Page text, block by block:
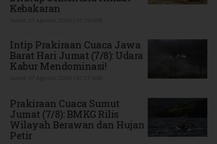
Kebakaran
Intip Prakiraan Cuaca Jawa
Barat Hari Jumat (7/8): Udara
Kabur Mendominasi!
Prakiraan Cuaca Sumut
Jumat (7/8): BMKG Rilis
Wilayah Berawan dan Hujan
Petir